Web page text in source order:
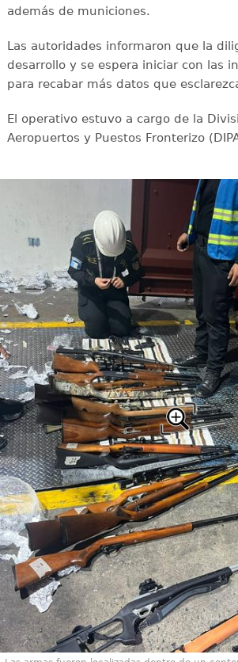
además de municiones.
Las autoridades informaron que la
desarrollo y se espera iniciar con las
para recabar más datos que
El operativo estuvo a cargo de la
Aeropuertos y Puestos Fronterizo